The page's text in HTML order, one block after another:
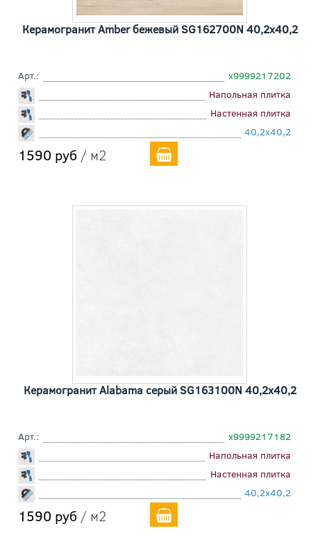
Керамогранит Amber бежевый SG162700N 40,2x40,2
Арт.:
х9999217202
Напольная плитка
Настенная плитка
40,2x40,2
1590 руб / м2
Керамогранит Alabama серый SG163100N 40,2x40,2
Арт.:
х9999217182
Напольная плитка
Настенная плитка
40,2x40,2
1590 руб / м2